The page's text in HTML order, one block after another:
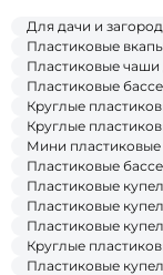
Для дачи и
Пластиковые
Пластиковые чаши
Пластиковые
Круглые
Круглые
Мини
Пластиковые
Пластиковые
Пластиковые
Пластиковые
Круглые
Пластиковые